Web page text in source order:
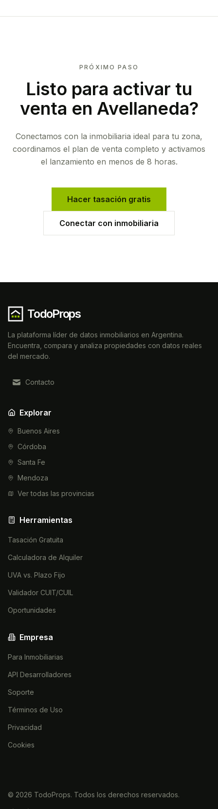
PRÓXIMO PASO
Listo para activar tu
venta en Avellaneda?
Conectamos con la inmobiliaria ideal para tu zona,
coordinamos el plan de venta completo y activamos
el lanzamiento en menos de 8 horas.
Hacer tasación gratis
Conectar con inmobiliaria
TodoProps
La plataforma líder de datos inmobiliarios en Argentina.
Encuentra, compara y analiza propiedades con datos reales
del mercado.
Contacto
Explorar
Buenos Aires
Córdoba
Santa Fe
Mendoza
Ver todas las provincias
Herramientas
Tasación Gratuita
Calculadora de Alquiler
UVA vs. Plazo Fijo
Validador CUIT/CUIL
Oportunidades
Empresa
Para Inmobiliarias
API Desarrolladores
Soporte
Términos de Uso
Privacidad
Cookies
© 2026 TodoProps. Todos los derechos reservados.